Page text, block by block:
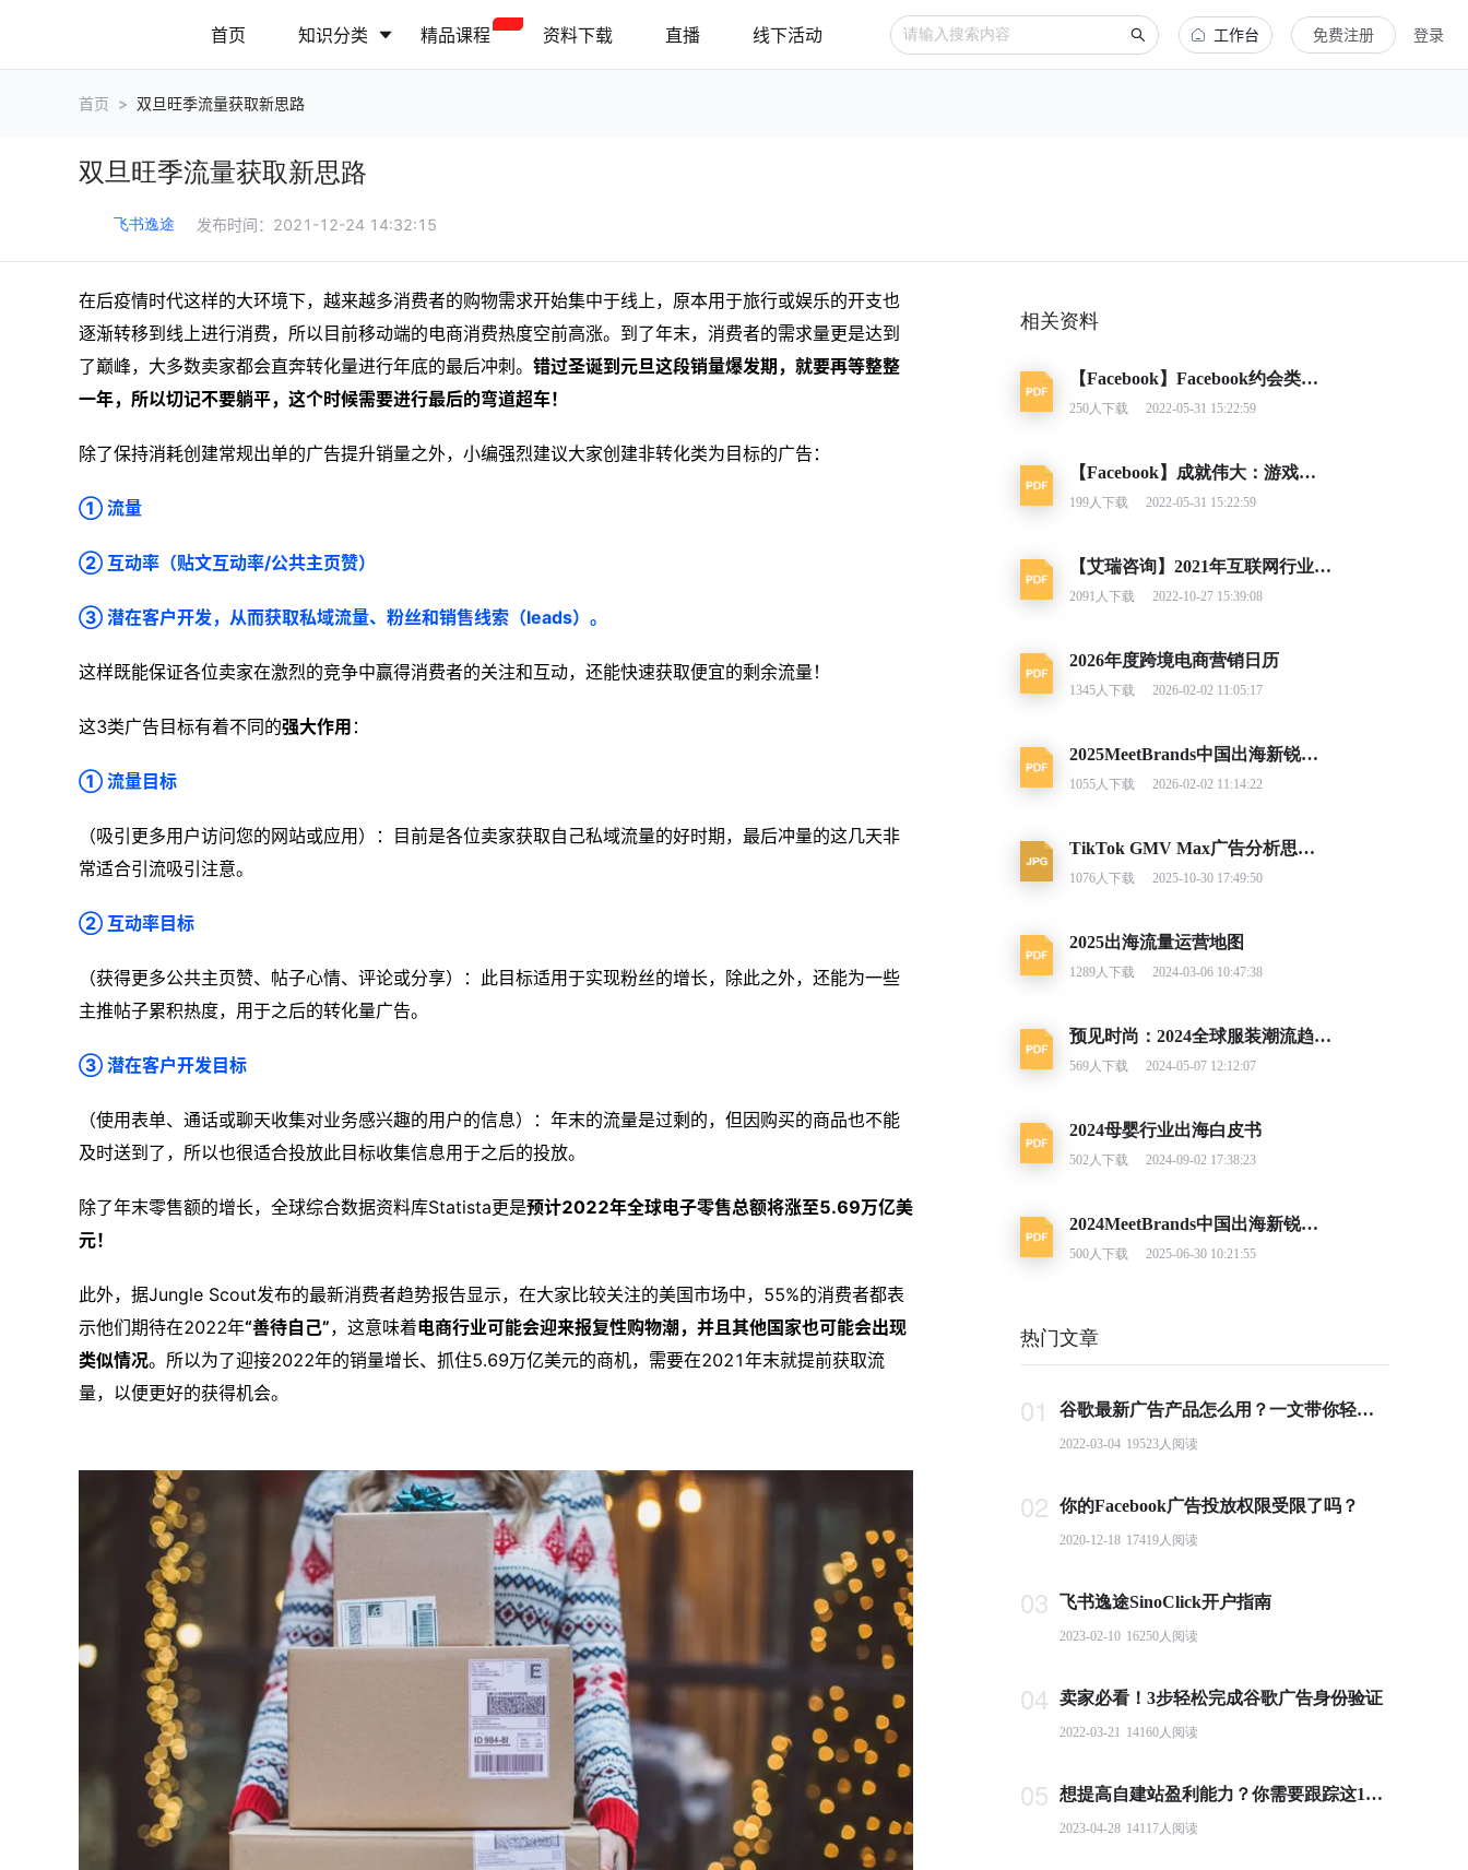
首页 知识分类
营销推广 网站运营
精品课程 资料下载 直播 线下活动 工作台 免费注册 登录
首页 > 双旦旺季流量获取新思路
双旦旺季流量获取新思路
飞书逸途 发布时间： 2021-12-24 14:32:15
在后疫情时代这样的大环境下，越来越多消费者的购物需求开始集中于线上，原本用于旅行或娱乐的开支也
逐渐转移到线上进行消费，所以目前移动端的电商消费热度空前高涨。到了年末，消费者的需求量更是达到
了巅峰，大多数卖家都会直奔转化量进行年底的最后冲刺。 错过圣诞到元旦这段销量爆发期，就要再等整整
一年，所以切记不要躺平，这个时候需要进行最后的弯道超车！
除了保持消耗创建常规出单的广告提升销量之外，小编强烈建议大家创建非转化类为目标的广告：
① 流量
② 互动率（贴文互动率/公共主页赞）
③ 潜在客户开发，从而获取私域流量、粉丝和销售线索（leads）。
这样既能保证各位卖家在激烈的竞争中赢得消费者的关注和互动，还能快速获取便宜的剩余流量！
这3类广告目标有着不同的强大作用 ：
① 流量目标
（吸引更多用户访问您的网站或应用）：目前是各位卖家获取自己私域流量的好时期，最后冲量的这几天非
常适合引流吸引注意。
② 互动率目标
（获得更多公共主页赞、帖子心情、评论或分享）：此目标适用于实现粉丝的增长，除此之外，还能为一些
主推帖子累积热度，用于之后的转化量广告。
③ 潜在客户开发目标
（使用表单、通话或聊天收集对业务感兴趣的用户的信息）：年末的流量是过剩的，但因购买的商品也不能
及时送到了，所以也很适合投放此目标收集信息用于之后的投放。
除了年末零售额的增长，全球综合数据资料库Statista更是预计2022年全球电子零售总额将涨至5.69万亿美
元！
此外，据Jungle Scout发布的最新消费者趋势报告显示，在大家比较关注的美国市场中，55%的消费者都表
示他们期待在2022年“善待自己”，这意味着电商行业可能会迎来报复性购物潮，并且其他国家也可能会出现
类似情况。所以为了迎接2022年的销量增长、抓住5.69万亿美元的商机，需要在2021年末就提前获取流
量，以便更好的获得机会。
相关资料
【Facebook】Facebook约会类应用营销指南
250人下载 2022-05-31 15:22:59
【Facebook】成就伟大：游戏类别洞察报告
199人下载 2022-05-31 15:22:59
【艾瑞咨询】2021年互联网行业挑战与机遇白皮书
2091 人下载 2022-10-27 15:39:08
2026年度跨境电商营销日历
1345人下载 2026-02-02 11:05:17
2025MeetBrands中国出海新锐消费品牌榜单报告
1055人下载 2026-02-02 11:14:22
TikTok GMV Max广告分析思路及调整建议
1076人下载 2025-10-30 17:49:50
2025出海流量运营地图
1289人下载 2024-03-06 10:47:38
预见时尚：2024全球服装潮流趋势洞察
569人下载 2024-05-07 12:12:07
2024母婴行业出海白皮书
502人下载 2024-09-02 17:38:23
2024MeetBrands中国出海新锐消费品牌榜单报告
500人下载 2025-06-30 10:21:55
热门文章
01 谷歌最新广告产品怎么用？一文带你轻松掌握PMax投放要点
2022-03-04 19523人阅读
02 你的Facebook广告投放权限受限了吗？
2020-12-18 17419人阅读
03 飞书逸途SinoClick开户指南
2023-02-10 16250人阅读
04 卖家必看！3步轻松完成谷歌广告身份验证
2022-03-21 14160人阅读
05 想提高自建站盈利能力？你需要跟踪这10个基本电商指标
2023-04-28 14117人阅读